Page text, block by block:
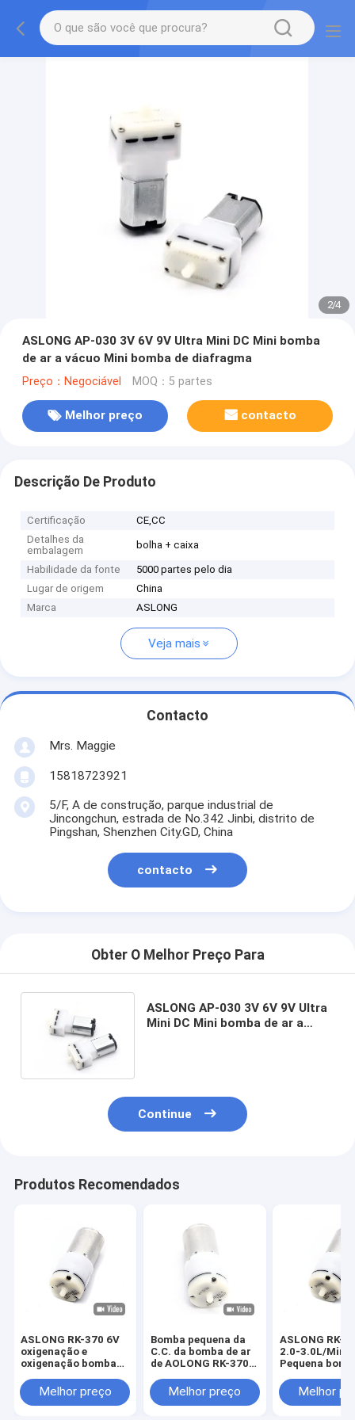
2/4
ASLONG AP-030 3V 6V 9V Ultra Mini DC Mini bomba
de ar a vácuo Mini bomba de diafragma
Preço：Negociável MOQ：5 partes
Melhor preço contacto
Descrição De Produto
Certificação
CE,CC
Detalhes da
embalagem
bolha + caixa
Habilidade da fonte
5000 partes pelo dia
Lugar de origem
China
Marca
ASLONG
Veja mais
Contacto
Mrs. Maggie
15818723921
5/F, A de construção, parque industrial de
Jincongchun, estrada de No.342 Jinbi, distrito de
Pingshan, Shenzhen City.GD, China
contacto
Obter O Melhor Preço Para
ASLONG AP-030 3V 6V 9V Ultra
Mini DC Mini bomba de ar a
Continue
Produtos Recomendados
ASLONG RK-370 6V
oxigenação e
oxigenação bomba
ar motor bomba de
ar micro vácuo
Melhor preço
Bomba pequena da
C.C. da bomba de ar
de AOLONG RK-370
bomba de ar da
micro Ultra-mini
Melhor preço
ASLONG RK-
2.0-3.0L/Min
Pequena
Ultra-Mini
ar
Melhor